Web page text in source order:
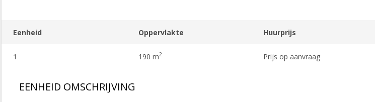
Eenheid Oppervlakte Huurprijs
1 190 m2 Prijs op aanvraag
EENHEID OMSCHRIJVING